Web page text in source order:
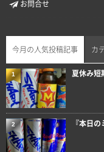
お問合せ
今月の人気投稿記事 カ
夏休み短
1
『本日
2